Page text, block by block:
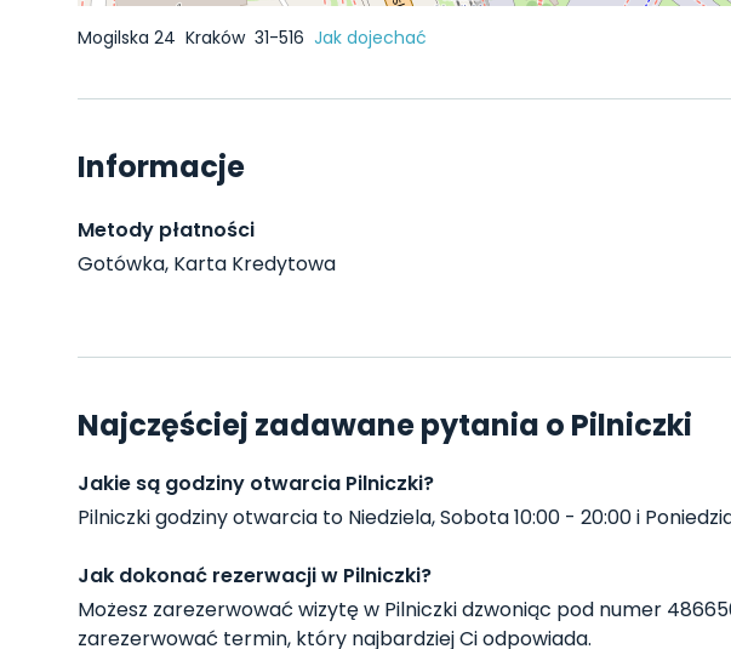
Mogilska 24 Kraków 31-516 Jak dojechać
Informacje
Metody płatności
Gotówka, Karta Kredytowa
Najczęściej zadawane pytania o Pilniczki
Jakie są godziny otwarcia Pilniczki?
Pilniczki godziny otwarcia to Niedziela, Sobota 10:00 - 20:00 i
Jak dokonać rezerwacji w Pilniczki?
Możesz zarezerwować wizytę w Pilniczki dzwoniąc pod numer
zarezerwować termin, który najbardziej Ci odpowiada.